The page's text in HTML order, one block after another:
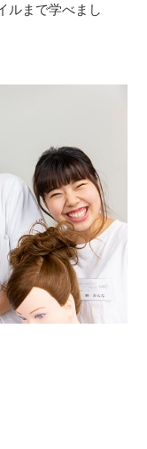
ルまで学べまし